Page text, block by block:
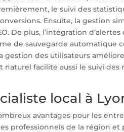
le suivi des
Ensuite, la gestion
De plus, l’intégration
de sauvegarde automatique
des utilisateurs
facilite aussi le suivi
local à
avantages pour les
professionnels de la région et